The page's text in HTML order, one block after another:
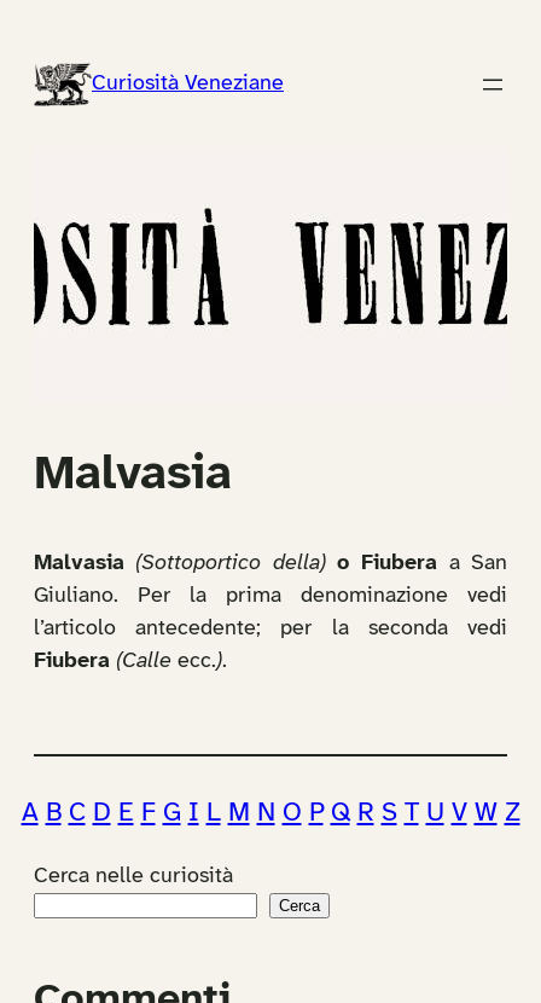
contenutoCuriosità Veneziane
Malvasia
Malvasia (Sottoportico della) o Fiubera a San
Giuliano. Per la prima denominazione vedi
l’articolo antecedente; per la seconda vedi
Fiubera (Calle ecc.).
A B C D E F G I L M N O P Q R S T U V W Z
Cerca nelle curiosità
Cerca